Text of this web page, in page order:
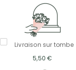
Livraison sur tombe
5,50 €